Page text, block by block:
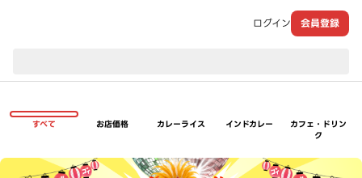
ログイン 会員登録
すべて お店価格 カレーライス インドカレー
カフェ・ドリン
ク
超ゴイゴイヤスー夏祭